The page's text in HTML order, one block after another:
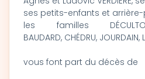
ses petits-enfants et
les familles
BAUDARD, CHÉDRU, JOURDAIN,
vous font part du décès de